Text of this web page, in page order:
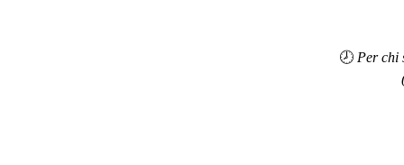
🕗 Per chi